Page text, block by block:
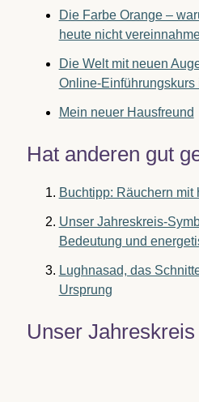
Die Farbe Orange –
heute nicht
Die Welt mit neuen
Online-Einführungskurs
Mein neuer Hausfreund
Hat anderen gut
Buchtipp: Räuchern mit
Unser Jahreskreis-
Bedeutung und
Lughnasad, das
Ursprung
Unser Jahreskreis